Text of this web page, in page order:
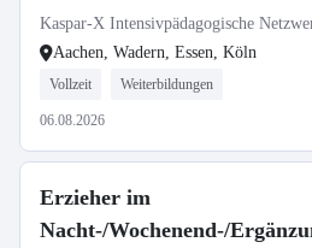
Kaspar-X Intensivpädagogische
Aachen, Wadern, Essen, Köln
Vollzeit Weiterbildungen
06.08.2026
Erzieher im
Nacht-/Wochenend-/